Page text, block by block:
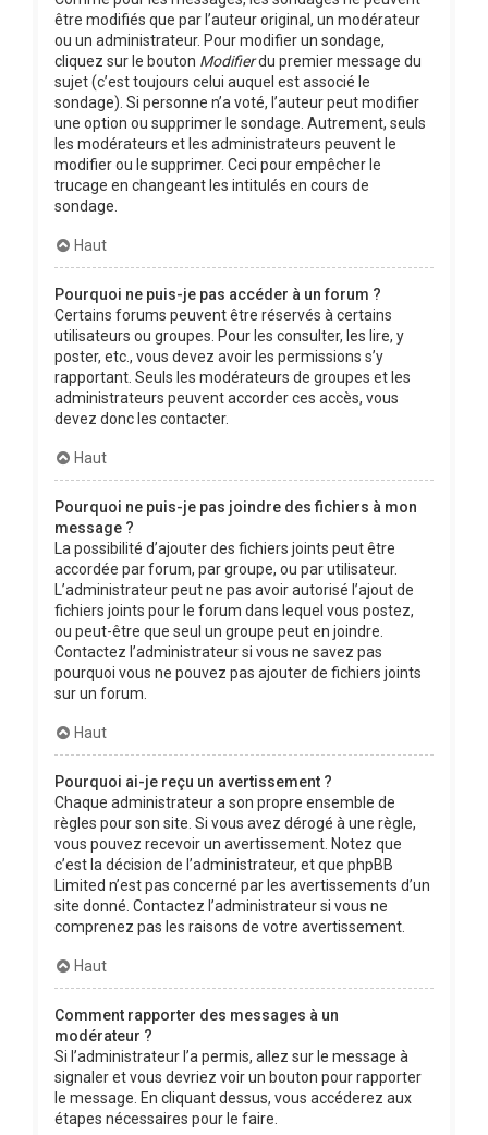
être modifiés que par l’auteur original, un modérateur
ou un administrateur. Pour modifier un sondage,
cliquez sur le bouton Modifierdu premier message du
sujet (c’est toujours celui auquel est associé le
sondage). Si personne n’a voté, l’auteur peut modifier
une option ou supprimer le sondage. Autrement, seuls
les modérateurs et les administrateurs peuvent le
modifier ou le supprimer. Ceci pour empêcher le
trucage en changeant les intitulés en cours de
sondage.
Haut
Pourquoi ne puis-je pas accéder à un forum ?
Certains forums peuvent être réservés à certains
utilisateurs ou groupes. Pour les consulter, les lire, y
poster, etc., vous devez avoir les permissions s’y
rapportant. Seuls les modérateurs de groupes et les
administrateurs peuvent accorder ces accès, vous
devez donc les contacter.
Haut
Pourquoi ne puis-je pas joindre des fichiers à mon
message ?
La possibilité d’ajouter des fichiers joints peut être
accordée par forum, par groupe, ou par utilisateur.
L’administrateur peut ne pas avoir autorisé l’ajout de
fichiers joints pour le forum dans lequel vous postez,
ou peut-être que seul un groupe peut en joindre.
Contactez l’administrateur si vous ne savez pas
pourquoi vous ne pouvez pas ajouter de fichiers joints
sur un forum.
Haut
Pourquoi ai-je reçu un avertissement ?
Chaque administrateur a son propre ensemble de
règles pour son site. Si vous avez dérogé à une règle,
vous pouvez recevoir un avertissement. Notez que
c’est la décision de l’administrateur, et que phpBB
Limited n’est pas concerné par les avertissements d’un
site donné. Contactez l’administrateur si vous ne
comprenez pas les raisons de votre avertissement.
Haut
Comment rapporter des messages à un
modérateur ?
Si l’administrateur l’a permis, allez sur le message à
signaler et vous devriez voir un bouton pour rapporter
le message. En cliquant dessus, vous accéderez aux
étapes nécessaires pour le faire.